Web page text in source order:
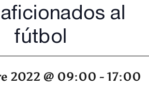
al
fútbol
2022 @ 09:00 -17:00